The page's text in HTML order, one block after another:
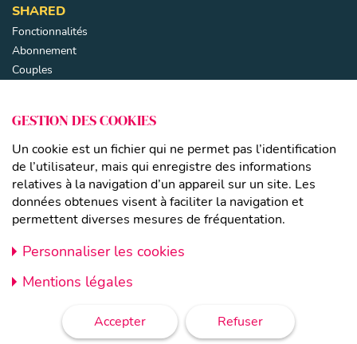
SHARED
Fonctionnalités
Abonnement
Couples
LIENS
Mentions légales
CGU
Politique de confidentialité
À Propos
Blog
Fermer
GESTION DES COOKIES
Un cookie est un fichier qui ne permet pas l’identification
de l’utilisateur, mais qui enregistre des informations
relatives à la navigation d’un appareil sur un site. Les
données obtenues visent à faciliter la navigation et
permettent diverses mesures de fréquentation.
Personnaliser les cookies
Mentions légales
Accepter Refuser